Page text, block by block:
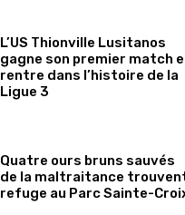
L’US Thionville Lusitanos
gagne son premier match
rentre dans l’histoire de la
Ligue 3
Quatre ours bruns sauvés
de la maltraitance
refuge au Parc Sainte-